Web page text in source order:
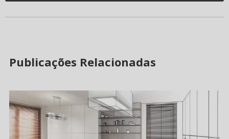
Publicações Relacionadas